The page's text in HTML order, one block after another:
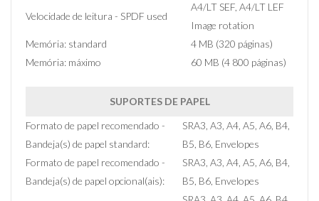
Velocidade de leitura - SPDF used
A4/LT SEF, A4/LT LEF
Image rotation
Memória: standard
4 MB (320 páginas)
Memória: máximo
60 MB (4 800 páginas)
SUPORTES DE PAPEL
Formato de papel recomendado -
Bandeja(s) de papel standard:
SRA3, A3, A4, A5, A6, B4,
B5, B6, Envelopes
Formato de papel recomendado -
Bandeja(s) de papel opcional(ais):
SRA3, A3, A4, A5, A6, B4,
B5, B6, Envelopes